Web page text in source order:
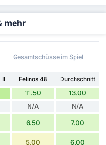
mehr
Gesamtschüsse im Spiel
II Felinos 48
Durchschnitt
11.50 13.00
N/A N/A
6.50 7.00
5.00 6.00